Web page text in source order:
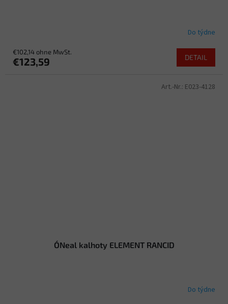
Do týdne
€102,14 ohne MwSt.
€123,59 DETAIL
O´Neal kalhoty ELEMENT RANCID
Do týdne
Art.-Nr.: E023-4128